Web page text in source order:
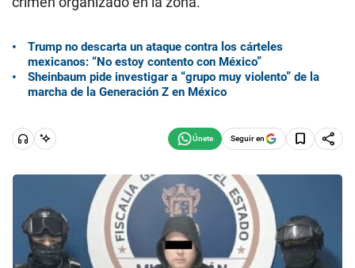
Trump no descarta un ataque contra los cárteles
mexicanos: “No estoy contento con México”
Sheinbaum pide investigar a “grupo muy violento” de la
marcha de la Generación Z en México
Seguir en